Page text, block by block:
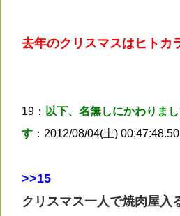
去年のクリスマスはヒトカ
19： 以下、名無しにかわりま
す ：2012/08/04(土)
>>15
クリスマス一人で焼肉屋入